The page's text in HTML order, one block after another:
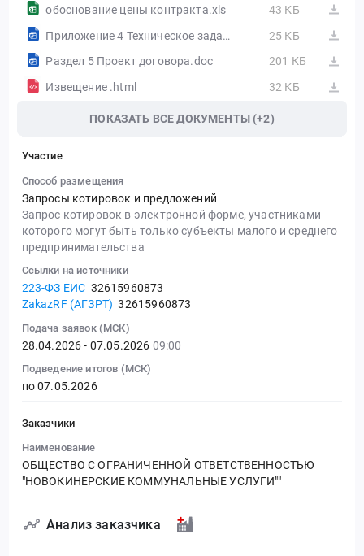
обоснование цены контракта.xls
43 КБ
Приложение 4 Техническое задание 1 .docx
25 КБ
Раздел 5 Проект договора.doc
201 КБ
Извещение .html
32 КБ
ПОКАЗАТЬ ВСЕ ДОКУМЕНТЫ (+2)
Участие
Способ размещения
Запросы котировок и предложений
Запрос котировок в электронной форме, участниками
которого могут быть только субъекты малого и среднего
предпринимательства
Ссылки на источники
223-ФЗ ЕИС 32615960873
ZakazRF (АГЗРТ) 32615960873
Подача заявок (МСК)
28.04.2026 - 07.05.2026 09:00
Подведение итогов (МСК)
по 07.05.2026
Заказчики
Наименование
ОБЩЕСТВО С ОГРАНИЧЕННОЙ ОТВЕТСТВЕННОСТЬЮ
"НОВОКИНЕРСКИЕ КОММУНАЛЬНЫЕ УСЛУГИ""
Анализ заказчика